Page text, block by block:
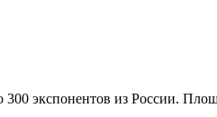
экспонентов из России.